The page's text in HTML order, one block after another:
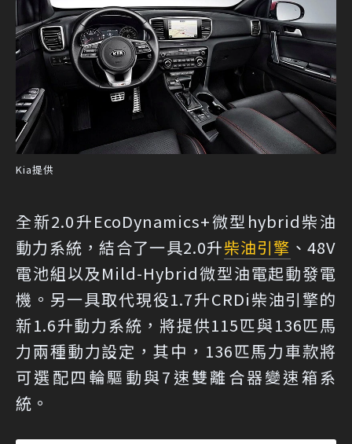
Kia提供
全新2.0升EcoDynamics+微型hybrid柴油
動力系統，結合了一具2.0升柴油引擎 、48V
電池組以及Mild-Hybrid微型油電起動發電
機。另一具取代現役1.7升CRDi柴油引擎的
新1.6升動力系統，將提供115匹與136匹馬
力兩種動力設定，其中，136匹馬力車款將
可選配四輪驅動與7速雙離合器變速箱系
統。